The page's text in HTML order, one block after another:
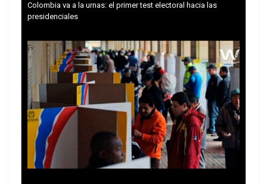
En esa ocasión, el presidente citó una cláusula de
la Ley de Autonomía que rige el autogobierno de
Washington desde 1973 y otorga a los
mandatarios la facultad de asumir el control de
emergencia de la fuerza policial capitalina en
circunstancias específicas. La polémica medida
provocó el rechazo de los habitantes del Distrito
Colombia va a la urnas: el primer test electoral hacia las
presidenciales